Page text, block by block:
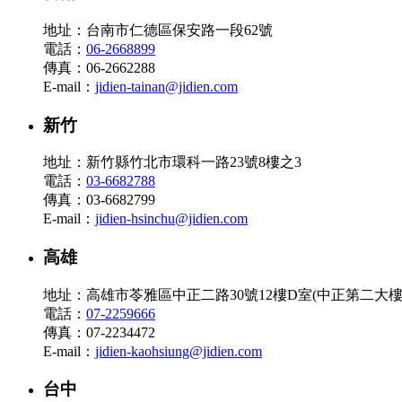
地址：台南市仁德區保安路一段62號
電話： 06-2668899
傳真：06-2662288
E-mail： jidien-tainan@jidien.com
新竹
地址：新竹縣竹北市環科一路23號8樓之3
電話： 03-6682788
傳真：03-6682799
E-mail： jidien-hsinchu@jidien.com
高雄
地址：高雄市苓雅區中正二路30號12樓D室(中正第二大
電話： 07-2259666
傳真：07-2234472
E-mail： jidien-kaohsiung@jidien.com
台中